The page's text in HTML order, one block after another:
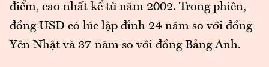
điểm, cao nhất kể từ năm 2002. Trong phiên,
đồng USD có lúc lập đỉnh 24 năm so với đồng
Yên Nhật và 37 năm so với đồng Bảng Anh.